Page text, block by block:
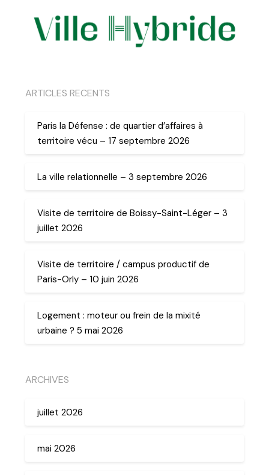
ARTICLES RECENTS
Paris la Défense : de quartier d’affaires à
territoire vécu – 17 septembre 2026
La ville relationnelle – 3 septembre 2026
Visite de territoire de Boissy-Saint-Léger – 3
juillet 2026
Visite de territoire / campus productif de
Paris-Orly – 10 juin 2026
Logement : moteur ou frein de la mixité
urbaine ? 5 mai 2026
ARCHIVES
juillet 2026
mai 2026